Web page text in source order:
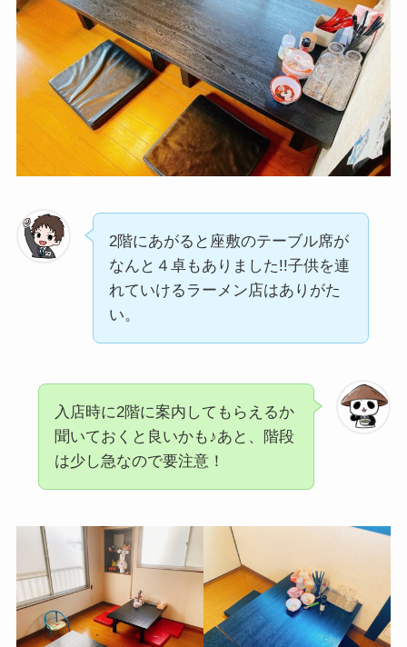
2階にあがると座敷のテーブル席が
なんと４卓もありました!!子供を連
れていけるラーメン店はありがた
い。
入店時に2階に案内してもらえるか
聞いておくと良いかも♪あと、階段
は少し急なので要注意！